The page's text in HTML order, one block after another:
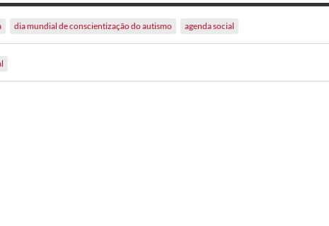
dia mundial de conscientização do autismo agenda social